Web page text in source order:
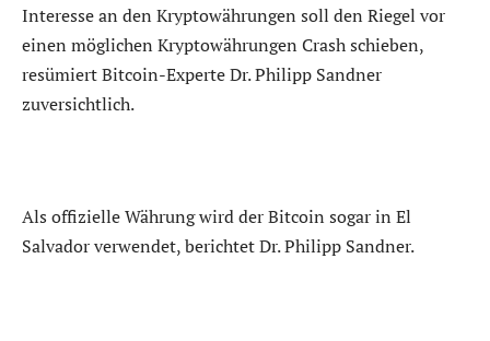
Interesse an den Kryptowährungen soll den Riegel vor
einen möglichen Kryptowährungen Crash schieben,
resümiert Bitcoin-Experte Dr. Philipp Sandner
zuversichtlich.
Als offizielle Währung wird der Bitcoin sogar in El
Salvador verwendet, berichtet Dr. Philipp Sandner.